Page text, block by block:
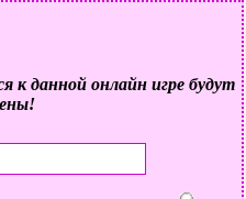
к данной онлайн игре будут